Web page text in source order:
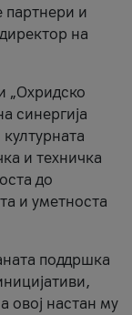
партнери и
на
„Охридско
синергија
и техничка
до
и уметноста
поддршка
овој настан му